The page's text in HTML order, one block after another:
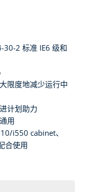
30-2 标准 IE6 级和
限度地减少运行中
计划助力
用
i550 cabinet、
合使用